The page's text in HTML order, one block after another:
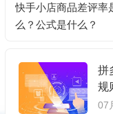
快手小店商品差评率
么？公式是什么？
拼
规
07